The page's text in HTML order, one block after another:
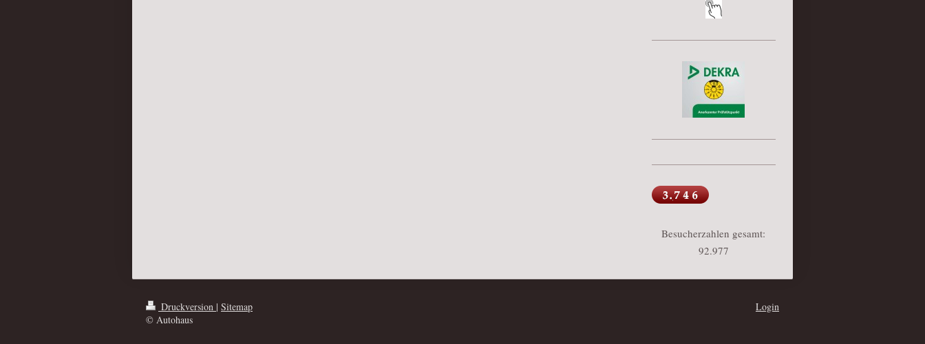
Besucherzahlen gesamt:
92.977
Druckversion | Sitemap
© Autohaus
Login